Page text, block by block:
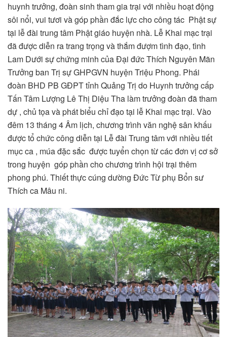
huynh trưởng, đoàn sinh tham gia trại với nhiều hoạt động
sôi nổi, vui tươi và góp phần đắc lực cho công tác Phật sự
tại lễ đài trung tâm Phật giáo huyện nhà. Lễ Khai mạc trại
đã được diễn ra trang trọng và thắm đượm tình đạo, tình
Lam Dưới sự chứng minh của Đại đức Thích Nguyên Mãn
Trưởng ban Trị sự GHPGVN huyện Triệu Phong. Phái
đoàn BHD PB GĐPT tỉnh Quảng Trị do Huynh trưởng cấp
Tấn Tâm Lượng Lê Thị Diệu Tha làm trưởng đoàn đã tham
dự , chủ tọa và phát biểu chỉ đạo tại lễ Khai mạc trại. Vào
đêm 13 tháng 4 Âm lịch, chương trình văn nghệ sân khấu
được tổ chức công diễn tại Lễ đài Trung tâm với nhiều tiết
mục ca , múa đặc sắc được tuyển chọn từ các đơn vị cơ sở
trong huyện góp phần cho chương trình hội trại thêm
phong phú. Thiết thực cúng dường Đức Từ phụ Bổn sư
Thích ca Mâu ni.